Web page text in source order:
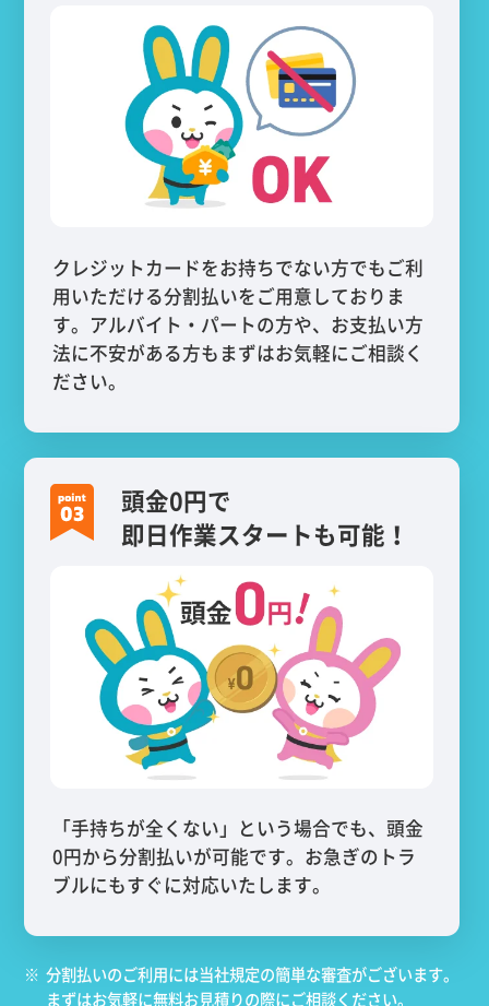
クレジットカードをお持ちでない方でもご利
用いただける分割払いをご用意しておりま
す。アルバイト・パートの方や、お支払い方
法に不安がある方もまずはお気軽にご相談く
ださい。
頭金0円で
即日作業スタートも可能！
「手持ちが全くない」という場合でも、頭金
0円から分割払いが可能です。お急ぎのトラ
ブルにもすぐに対応いたします。
※ 分割払いのご利用には当社規定の簡単な審査がございます。
まずはお気軽に無料お見積りの際にご相談ください。